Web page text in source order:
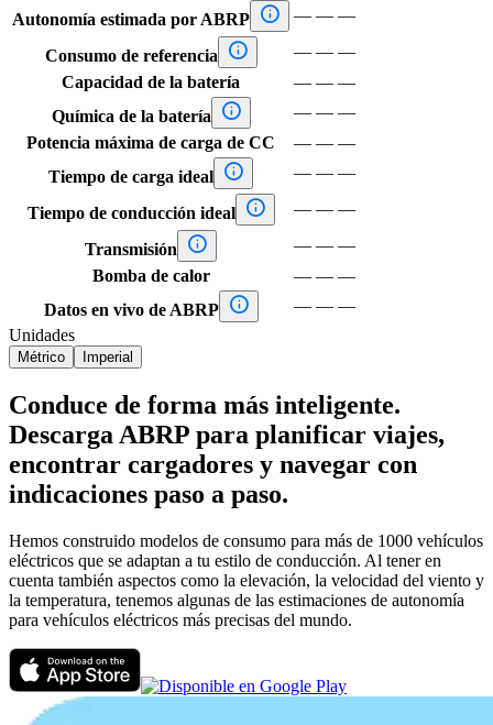
Autonomía estimada por ABRP  — — —
Consumo de referencia  — — —
Capacidad de la batería
— — —
Química de la batería
 — — —
Potencia máxima de carga de CC
— — —
Tiempo de carga ideal  — — —
Tiempo de conducción ideal  — — —
Transmisión  — — —
Bomba de calor
— — —
Datos en vivo de ABRP
 — — —
Unidades
Métrico Imperial
Conduce de forma más inteligente.
Descarga ABRP para planificar viajes,
encontrar cargadores y navegar con
indicaciones paso a paso.
Hemos construido modelos de consumo para más de 1000 vehículos
eléctricos que se adaptan a tu estilo de conducción. Al tener en
cuenta también aspectos como la elevación, la velocidad del viento y
la temperatura, tenemos algunas de las estimaciones de autonomía
para vehículos eléctricos más precisas del mundo.